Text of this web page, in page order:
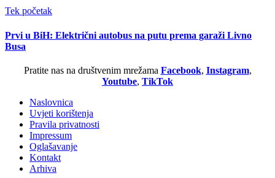
Tek početak
Prvi u BiH: Električni autobus na putu prema garaži Livno
Busa
Pratite nas na društvenim mrežama Facebook, Instagram,
Youtube, TikTok
Naslovnica
Uvjeti korištenja
Pravila privatnosti
Impressum
Oglašavanje
Kontakt
Arhiva